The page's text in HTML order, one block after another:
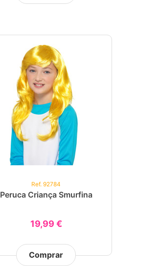
Ref. 92784
Peruca Criança Smurfina
19,99 €
Comprar